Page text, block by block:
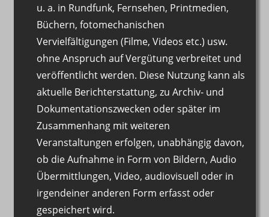
u. a. in Rundfunk, Fernsehen, Printmedien,
Büchern, fotomechanischen
Vervielfältigungen (Filme, Videos etc.) usw.
ohne Anspruch auf Vergütung verbreitet und
veröffentlicht werden. Diese Nutzung kann als
aktuelle Berichterstattung, zu Archiv- und
Dokumentationszwecken oder später im
Zusammenhang mit weiteren
Veranstaltungen erfolgen, unabhängig davon,
ob die Aufnahme in Form von Bildern, Audio
Übermittlungen, Video, audiovisuell oder in
irgendeiner anderen Form erfasst oder
gespeichert wird.